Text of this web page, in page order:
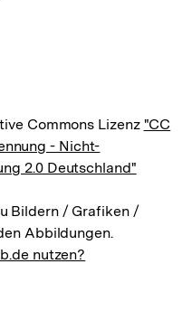
Commons Lizenz "CC
- Nicht-
2.0 Deutschland"
Bildern / Grafiken /
Abbildungen.
nutzen?